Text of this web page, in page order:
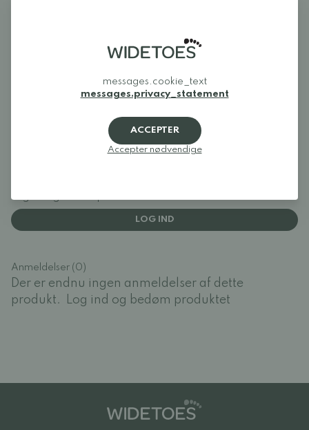
Sandalerne er fremstillet i Portugal, hvor alt arbejde udføres
af lokale håndværkere – fra korkudvinding til færdig sko.
Log ind og bedøm produktet
LOG IND
Anmeldelser (0)
Der er endnu ingen anmeldelser af dette
produkt.
Log ind og bedøm produktet
messages.cookie_text
messages.privacy_statement
ACCEPTER
Accepter nødvendige